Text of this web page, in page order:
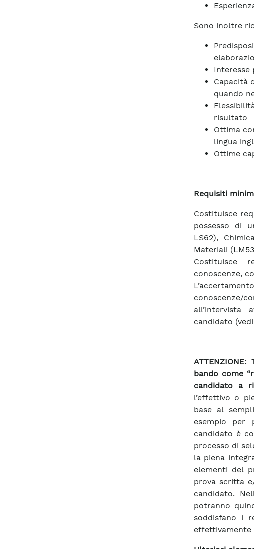
Sono inoltre
Interesse
Capacità
quando
risultato
Ottima
lingua
Ottime
Requisiti
Costituisce
possesso di
LS62),
Materiali
Costituisce
conoscenze,
conoscenze/
candidato
bando come
candidato a
l’effettivo o
base al
esempio per
candidato è
processo di
la piena
elementi del
prova scritta
candidato.
potranno
soddisfano i